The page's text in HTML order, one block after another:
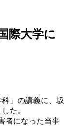
際大学に
」の講義に、坂
た。
者になった当事